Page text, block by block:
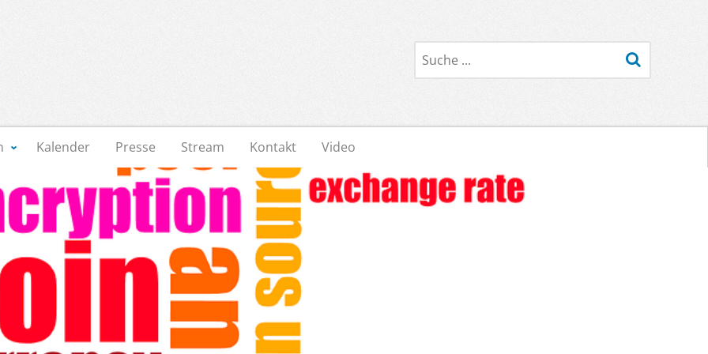
Suche
Kalender Presse Stream Kontakt Video